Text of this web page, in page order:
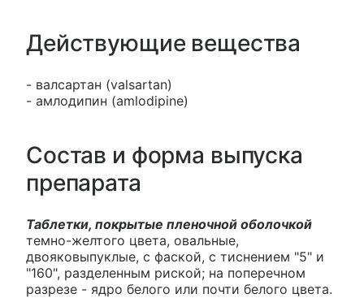
Действующие вещества
- валсартан (valsartan)
- амлодипин (amlodipine)
Состав и форма выпуска
препарата
Таблетки, покрытые пленочной оболочкой
темно-желтого цвета, овальные,
двояковыпуклые, с фаской, с тиснением "5" и
"160", разделенным риской; на поперечном
разрезе - ядро белого или почти белого цвета.